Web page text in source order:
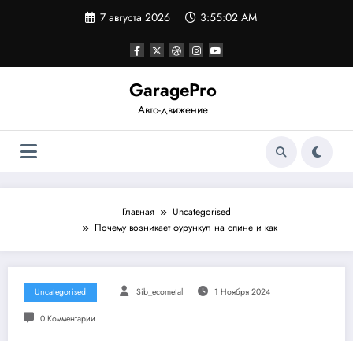
7 августа 2026 3:55:03 AM
GaragePro
Авто-движение
Главная
Uncategorised
Почему возникает фурункул на спине и как
Uncategorised Sib_ecometal 1 Ноября 2024
0 Комментарии